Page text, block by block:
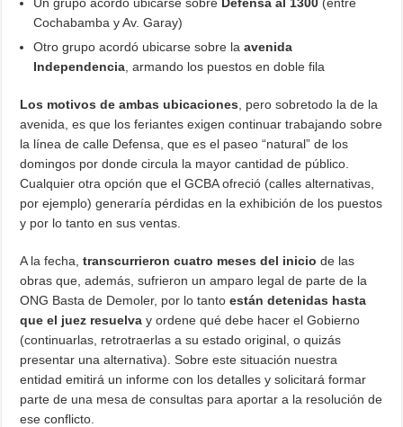
Cochabamba y Av. Garay)
Otro grupo acordó ubicarse sobre laavenida
Independencia , armando los puestos en doble fila
Los motivos de ambas ubicaciones , pero sobretodo la de la
avenida, es que los feriantes exigen continuar trabajando sobre
la línea de calle Defensa, que es el paseo “natural” de los
domingos por donde circula la mayor cantidad de público.
Cualquier otra opción que el GCBA ofreció (calles alternativas,
por ejemplo) generaría pérdidas en la exhibición de los puestos
y por lo tanto en sus ventas.
A la fecha,transcurrieron cuatro meses del inicio de las
obras que, además, sufrieron un amparo legal de parte de la
ONG Basta de Demoler, por lo tantoestán detenidas hasta
que el juez resuelva y ordene qué debe hacer el Gobierno
(continuarlas, retrotraerlas a su estado original, o quizás
presentar una alternativa). Sobre este situación nuestra
entidad emitirá un informe con los detalles y solicitará formar
parte de una mesa de consultas para aportar a la resolución de
ese conflicto.